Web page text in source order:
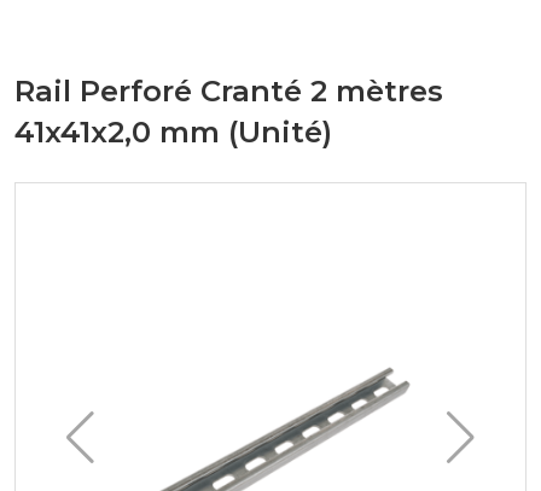
Rail Perforé Cranté 2 mètres
41x41x2,0 mm (Unité)